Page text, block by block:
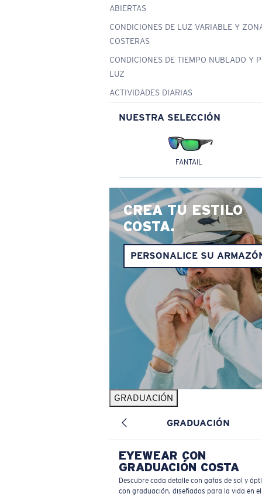
ABIERTAS
CONDICIONES DE LUZ VARIABLE Y
COSTERAS
CONDICIONES DE TIEMPO NUBLADO Y
LUZ
ACTIVIDADES DIARIAS
NUESTRA SELECCIÓN
FANTAIL
CREA TU ESTILO
COSTA.
PERSONALICE SU
GRADUACIÓN
GRADUACIÓN
EYEWEAR CON
GRADUACIÓN COSTA
Descubre cada detalle con gafas de sol y
con graduación, diseñados para la vida en el